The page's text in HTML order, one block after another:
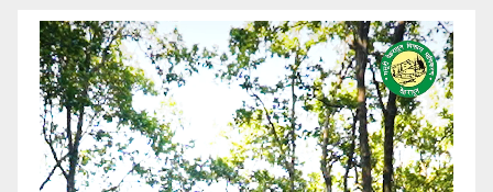
Video
Player